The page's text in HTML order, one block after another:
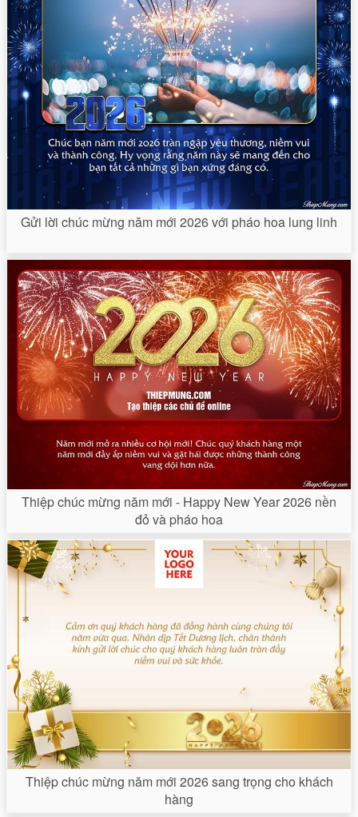
Gửi lời chúc mừng năm mới 2026 với pháo hoa lung linh
Thiệp chúc mừng năm mới - Happy New Year 2026 nền
đỏ và pháo hoa
Thiệp chúc mừng năm mới 2026 sang trọng cho khách
hàng